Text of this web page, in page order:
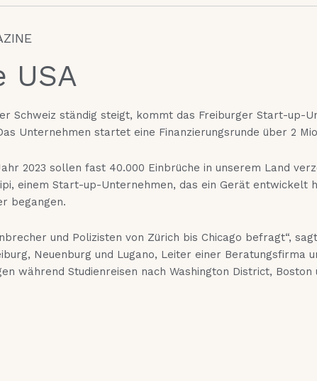
USA
Schweiz ständig steigt, kommt das Freiburger Start-up-
Unternehmen startet eine Finanzierungsrunde über 2
2023 sollen fast 40.000 Einbrüche in unserem Land
einem Start-up-Unternehmen, das ein Gerät
begangen.
und Polizisten von Zürich bis Chicago befragt“,
Neuenburg und Lugano, Leiter einer Beratungsfirma
während Studienreisen nach Washington District, Boston